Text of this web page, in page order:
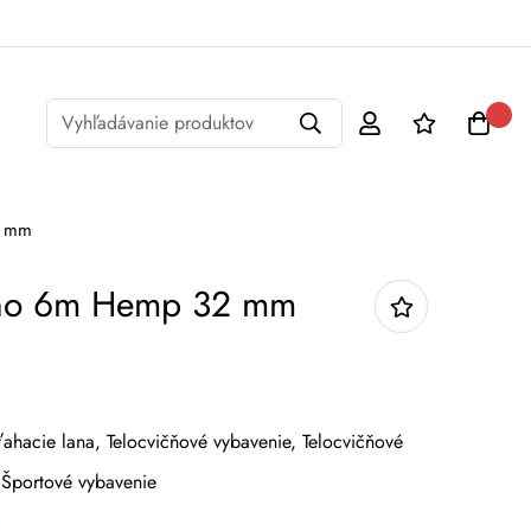
Vyhľadávanie produktov
6m Hemp 32 mm
lana, Telocvičňové vybavenie, Telocvičňové
Športové vybavenie